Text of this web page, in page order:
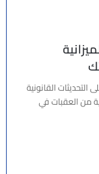
السويد 2026: الميزانية
القانونية
من العقبات في